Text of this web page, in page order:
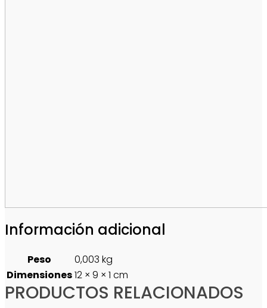
Información adicional
Peso
0,003 kg
Dimensiones12 × 9 × 1 cm
PRODUCTOS RELACIONADOS